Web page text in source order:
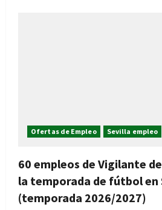
Ofertas de Empleo Sevilla empleo
60 empleos de Vigilante
la temporada de fútbol en
(temporada 2026/2027)